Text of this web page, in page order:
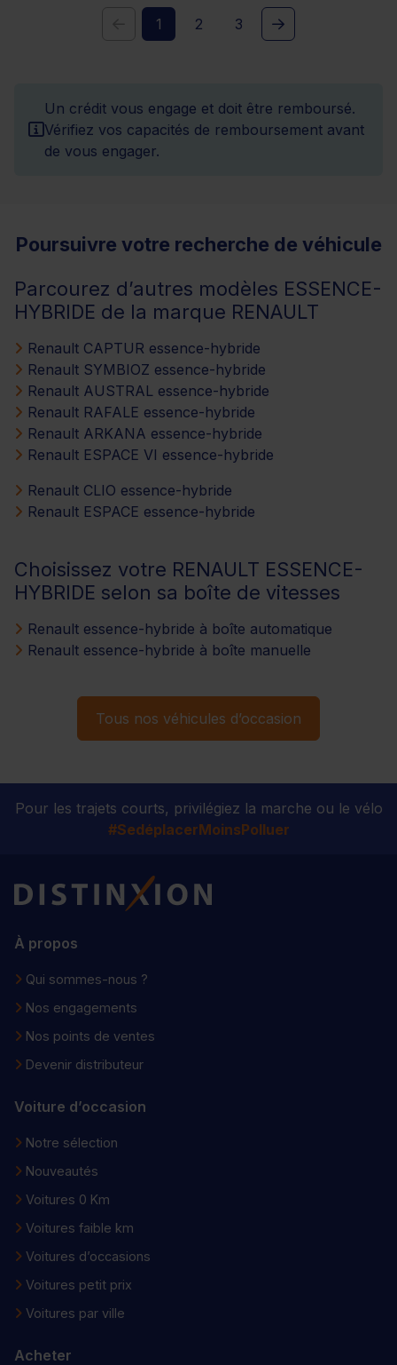
1 2 3
Un crédit vous engage et doit être remboursé.
Vérifiez vos capacités de remboursement avant
de vous engager.
Poursuivre votre recherche de véhicule
Parcourez d’autres modèles ESSENCE-
HYBRIDE de la marque RENAULT
Renault CAPTUR essence-hybride
Renault SYMBIOZ essence-hybride
Renault AUSTRAL essence-hybride
Renault RAFALE essence-hybride
Renault ARKANA essence-hybride
Renault ESPACE VI essence-hybride
Renault CLIO essence-hybride
Renault ESPACE essence-hybride
Choisissez votre RENAULT ESSENCE-
HYBRIDE selon sa boîte de vitesses
Renault essence-hybride à boîte automatique
Renault essence-hybride à boîte manuelle
Tous nos véhicules d’occasion
Pour les trajets courts, privilégiez la marche ou le vélo
#SedéplacerMoinsPolluer
Distinxion
À propos
Qui sommes-nous ?
Nos engagements
Nos points de ventes
Devenir distributeur
Voiture d’occasion
Notre sélection
Nouveautés
Voitures 0 Km
Voitures faible km
Voitures d’occasions
Voitures petit prix
Voitures par ville
Acheter